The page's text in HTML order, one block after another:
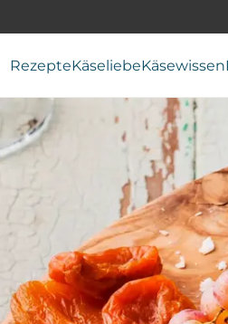
RezepteKäseliebeKäsewissen